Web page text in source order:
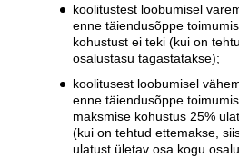
koolitustest loobumisel
enne täiendusõppe
kohustust ei teki (kui on
osalustasu tagastatakse);
koolitusest loobumisel
enne täiendusõppe
maksmise kohustus 25%
(kui on tehtud ettemakse,
ulatust ületav osa kogu